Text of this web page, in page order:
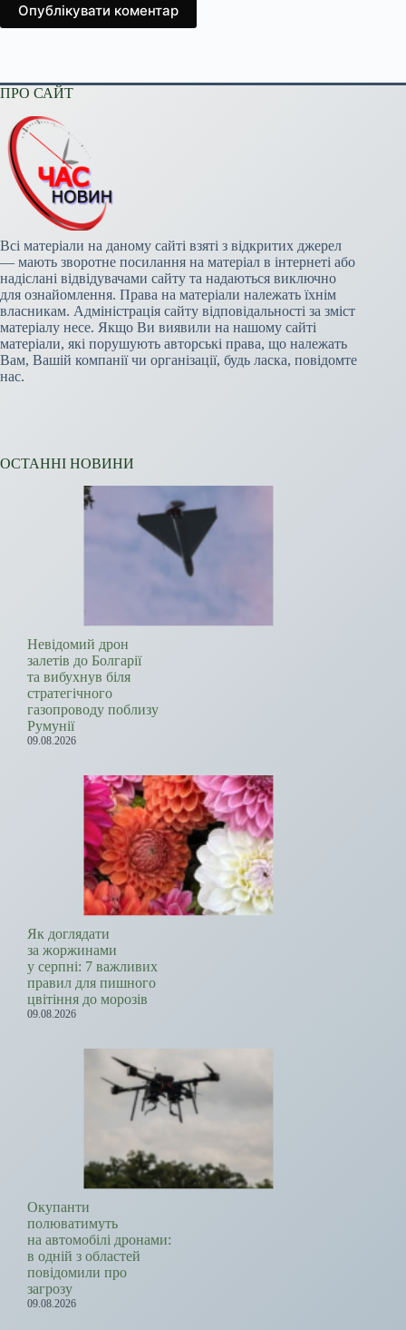
Опублікувати коментар
ПРО САЙТ
Всі матеріали на даному сайті взяті з відкритих джерел
— мають зворотне посилання на матеріал в інтернеті або
надіслані відвідувачами сайту та надаються виключно
для ознайомлення. Права на матеріали належать їхнім
власникам. Адміністрація сайту відповідальності за зміст
матеріалу несе. Якщо Ви виявили на нашому сайті
матеріали, які порушують авторські права, що належать
Вам, Вашій компанії чи організації, будь ласка, повідомте
нас.
ОСТАННІ НОВИНИ
Невідомий дрон
залетів до Болгарії
та вибухнув біля
стратегічного
газопроводу поблизу
Румунії
09.08.2026
Як доглядати
за жоржинами
у серпні: 7 важливих
правил для пишного
цвітіння до морозів
09.08.2026
Окупанти
полюватимуть
на автомобілі дронами:
в одній з областей
повідомили про
загрозу
09.08.2026